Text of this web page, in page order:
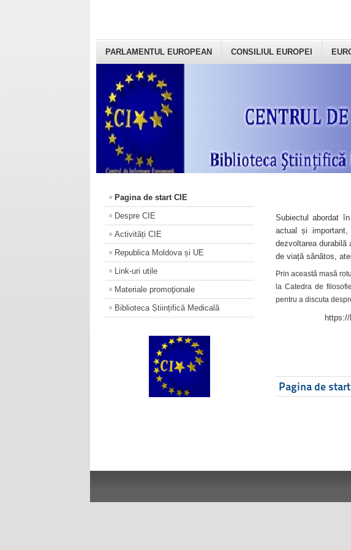
PARLAMENTUL EUROPEAN CONSILIUL EUROPEI
Pagina de start CIE
Despre CIE
Activități CIE
Republica Moldova și UE
Link-uri utile
Materiale promoţionale
Biblioteca Științifică Medicală
Subiectul abordat
actual și important,
dezvoltarea
de viață sănătos,
Prin această masă
la Catedra de
pentru a discuta
Pagina de start